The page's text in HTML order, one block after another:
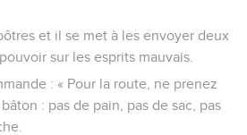
et il se met à les envoyer deux
sur les esprits mauvais.
: « Pour la route, ne prenez
: pas de pain, pas de sac, pas